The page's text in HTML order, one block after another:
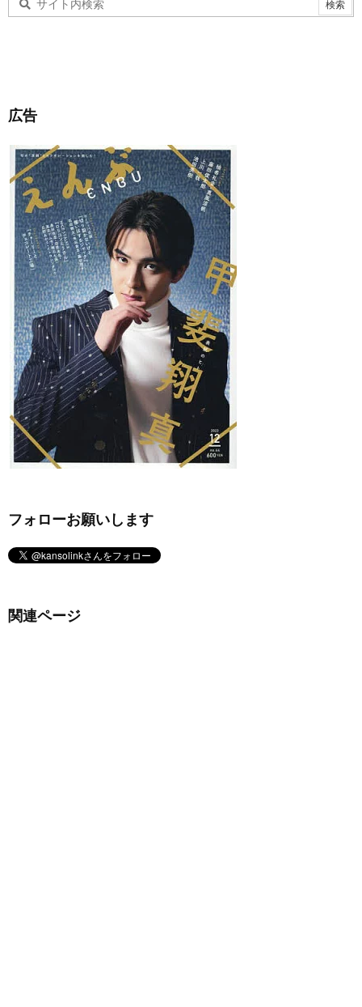
広告
フォローお願いします
関連ページ